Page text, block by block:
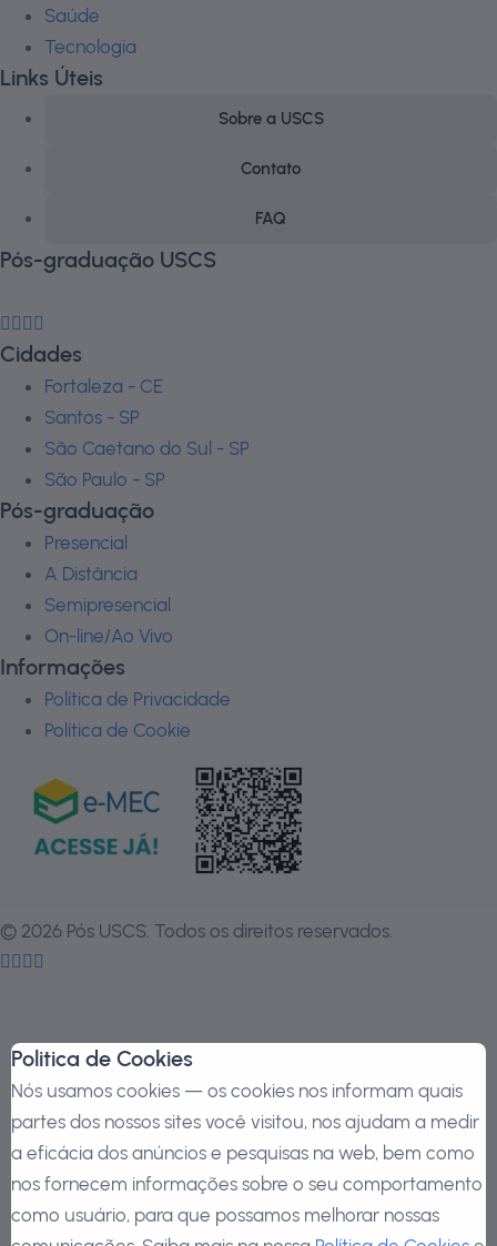
Saúde
Tecnologia
Links Úteis
Sobre a USCS
Contato
FAQ
Pós-graduação USCS
Cidades
Fortaleza - CE
Santos - SP
São Caetano do Sul - SP
São Paulo - SP
Pós-graduação
Presencial
A Distância
Semipresencial
On-line/Ao Vivo
Informações
Política de Privacidade
Política de Cookie
© 2026 Pós USCS. Todos os direitos reservados.
Politica de Cookies
Nós usamos cookies — os cookies nos informam quais
partes dos nossos sites você visitou, nos ajudam a medir
a eficácia dos anúncios e pesquisas na web, bem como
nos fornecem informações sobre o seu comportamento
como usuário, para que possamos melhorar nossas